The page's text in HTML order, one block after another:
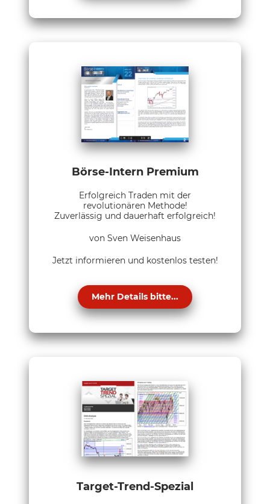
Börse-Intern Premium
Erfolgreich Traden mit der
revolutionären Methode!
Zuverlässig und dauerhaft erfolgreich!
von Sven Weisenhaus
Jetzt informieren und kostenlos testen!
Mehr Details bitte...
Target-Trend-Spezial